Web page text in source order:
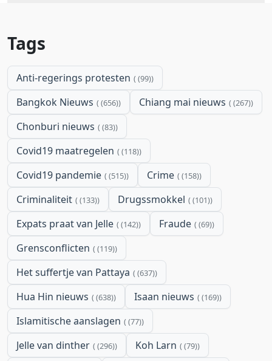
Tags
Anti-regerings protesten (99)
Bangkok Nieuws (656) Chiang mai nieuws (267)
Chonburi nieuws (83)
Covid19 maatregelen (118)
Covid19 pandemie (515) Crime (158)
Criminaliteit (133) Drugssmokkel (101)
Expats praat van Jelle (142) Fraude (69)
Grensconflicten (119)
Het suffertje van Pattaya (637)
Hua Hin nieuws (638) Isaan nieuws (169)
Islamitische aanslagen (77)
Jelle van dinther (296) Koh Larn (79)